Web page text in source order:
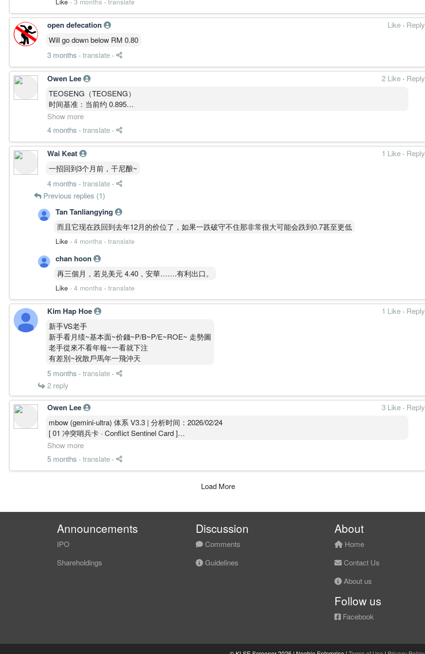
共振结论:
1D／4H／30M 向上、周线修复、月线横向的正向非对称共振；量能支持低周期突破，但周线升级仍需价格越过
主要供应区确认。
STRUCTURE LEVELS │ 结构位
周线 VPVR 主供应区
0.900 － 1.050
Resistance
0.900
Support
0.850
0.795
Failure Zone
锚近期周线及月线低点／本轮修复起点；跌破则本轮由 0.750－0.795 启动的修复结构失效，周线 BASE 降级
WEAK。
————————
PATH A │ 修复延续 50%
1D／4H／30M 已形成 CLIMB 共振，MACD、ADX 与 OBV 保持正向，突破 0.800－0.850 期间亦获得明显高于
前段整理期的成交参与。
核心逻辑:
的完整条件。
————————
PATH B │ 高位整理 30%
结构逻辑:
0.900－1.050 仍有周线云层、历史平台及 VPVR 密集区供应待消化；价已由 0.790 连续推进至 0.880，4H
核心逻辑:
价在 0.850－0.900 之间反复换手，30M 由 CLIMB 降回 BASE，但日线与 4H 主结构保持完整，属突破后的温和
整理。
————————
PATH C │ 回落重测 20%
————————
Trigger:
open defecation Like · Reply
Will go down below RM 0.80
3 months · translate ·
Owen Lee 2 Like · Reply
TEOSENG（TEOSENG）
时间基准：当前约 0.895
模型：MBOW Public Output v3.4-p1
1. 核心结论
处于中期下跌趋势中的末端释放阶段
当前定义：
弱趋势延续 + 接近超跌区，但未确认反转
2. 结构分析（Structure）
月线
上升趋势已破（~1.30 → 持续下行）
当前回到历史中枢区域
动能持续衰减
→ 本质：趋势反转后下行结构
周线
高点持续下移（lower high）
跌破多个关键平台（1.00 / 0.95）
当前接近前低区域
→ 本质：弱趋势延续
日线
价格远离均线 → 超跌状态
出现短线反抽
→ 本质：下跌末端 + 技术反弹初现
3. 多周期共振（Daily + 4H）
日线
RSI / Stoch 进入超卖区
MACD 持续负值但收敛
→ 结论：下跌动能减弱
出现短线反弹结构
动能开始转正
→ 结论：短线反抽成立，但级别有限
4. 关键价格位（Key Levels）
支撑区
0.88（当前支撑）
0.95（结构压力）
5. 路径推演（Path Scenarios）
Path A（48%）
Path B（32%）
Show more
4 months · translate ·
Wai Keat 1 Like · Reply
一招回到3个月前，干尼酿~
4 months · translate ·
Previous replies (1)
Tan Tanliangying
而且它现在跌回到去年12月的价位了，如果一跌破守不住那非常很大可能会跌到0.7甚至更低
Like · 4 months · translate
chan hoon
再三個月，若兑美元 4.40，安華…….有利出口。
Like · 4 months · translate
Kim Hap Hoe 1 Like · Reply
新手VS老手
新手看月绩~基本面~价錢~P/B~P/E~ROE~ 走勢圖
老手從來不看年報~一看就下注
有差別~祝散戶馬年一飛沖天
5 months · translate ·
2 reply
Owen Lee 3 Like · Reply
mbow (gemini-ultra) 体系 V3.3 | 分析时间：2026/02/24
​[ 01 冲突哨兵卡 · Conflict Sentinel Card ]
​冲突状态 (Conflict_State)：SOFT (执行冲突)
​物理封顶 (SPD_cap)：7.5 (受 3M 级别压制与 1D 指标修复期锁定)
​执行模式 (Execution_Mode)：Freeze (锁定/禁止加仓)
​解锁条件：放量收盘物理站稳 1.120 (向上) 或 回踩 1.020 支撑带有效跌破 (向下)。
​第一闸门 (T1)：1.020 (日线云顶支撑与 SMA 60 汇合处)
​核心支撑 (S)：0.990
​物理裁决：目前价格处于 1.020 - 1.120 的横向消耗区间。
​EE-Limit：日线 Fisher 处于 -2.57 的低位超卖区并开始拐头，动能尚未进入主升段。
Show more
5 months · translate ·
Load More
Announcements
IPO
Shareholdings
Discussion
Comments
Guidelines
About
Home
Contact Us
About us
Follow us
Facebook